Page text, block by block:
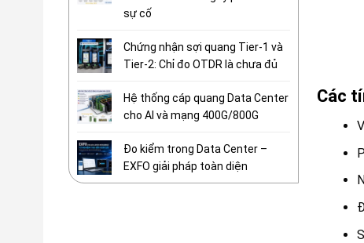
Các
sự cố
Chứng nhận sợi quang Tier-1 và
Tier-2: Chỉ đo OTDR là chưa đủ
Hệ thống cáp quang Data Center
cho AI và mạng 400G/800G
Đo kiểm trong Data Center –
EXFO giải pháp toàn diện